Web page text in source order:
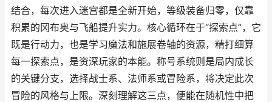
结合，每次进入迷宫都是全新开始，等级装备归零，仅靠
积累的冈布奥与飞船提升实力。核心循环在于“探索点”，它
既是行动力，也是学习魔法和施展卷轴的资源，精打细算
每一探索点，是资深玩家的本能。称号系统则是局内成长
的关键分支，选择战士系、法师系或冒险系，将决定此次
冒险的风格与上限。深刻理解这三点，便能在随机性中把